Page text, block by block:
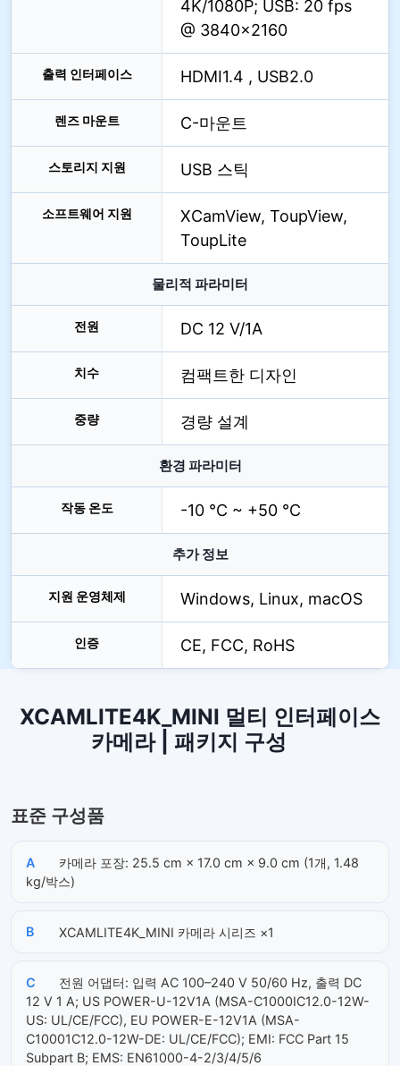
4K/1080P; USB: 20 fps
@ 3840×2160
출력 인터페이스 HDMI1.4 , USB2.0
렌즈 마운트 C-마운트
스토리지 지원 USB 스틱
소프트웨어 지원
XCamView, ToupView,
ToupLite
물리적 파라미터
전원 DC 12 V/1A
치수 컴팩트한 디자인
중량 경량 설계
환경 파라미터
작동 온도 -10 °C ~ +50 °C
추가 정보
지원 운영체제 Windows, Linux, macOS
인증 CE, FCC, RoHS
XCAMLITE4K_MINI 멀티 인터페이스
카메라 | 패키지 구성
표준 구성품
A
카메라 포장: 25.5 cm × 17.0 cm × 9.0 cm (1개, 1.48
kg/박스)
B XCAMLITE4K_MINI 카메라 시리즈 ×1
C
전원 어댑터: 입력 AC 100–240 V 50/60 Hz, 출력 DC
12 V 1 A; US POWER-U-12V1A (MSA-C1000IC12.0-12W-
US: UL/CE/FCC), EU POWER-E-12V1A (MSA-
C10001C12.0-12W-DE: UL/CE/FCC); EMI: FCC Part 15
Subpart B; EMS: EN61000-4-2/3/4/5/6